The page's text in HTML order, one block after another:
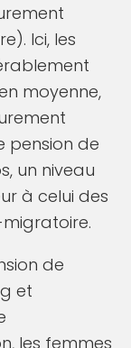
Ici, les
moyenne,
pension de
un niveau
à celui des
de
et
les femmes